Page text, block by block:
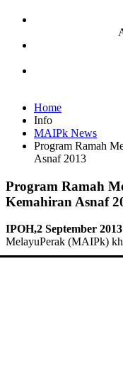
Home
Info
MAIPk News
Program Ramah
Asnaf 2013
Program Ramah
Kemahiran Asnaf
IPOH,2 September 2013
MelayuPerak (MAIPk)